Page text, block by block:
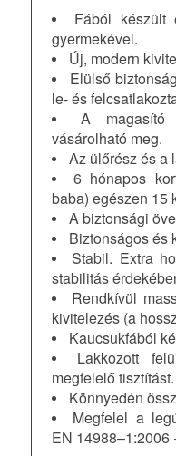
Fából készült
gyermekével.
Új, modern
Elülső
le- és
A magasító
vásárolható meg.
Az ülőrész és a
6 hónapos
baba) egészen 15
A biztonsági
Biztonságos és
Stabil. Extra
stabilitás
Rendkívül
kivitelezés (a
Kaucsukfából
Lakkozott
megfelelő tisztítást.
Könnyedén
Megfelel a
EN 14988–1:2006